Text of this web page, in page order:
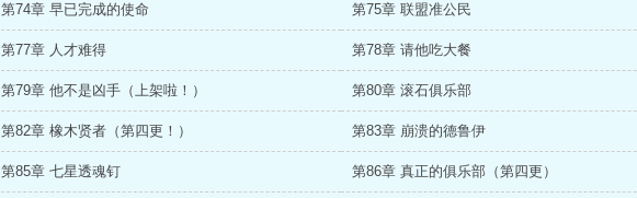
第74章 早已完成的使命 第75章 联盟准公民
第77章 人才难得 第78章 请他吃大餐
第79章 他不是凶手（上架啦！） 第80章 滚石俱乐部
第82章 橡木贤者（第四更！） 第83章 崩溃的德鲁伊
第85章 七星透魂钉 第86章 真正的俱乐部（第四更）